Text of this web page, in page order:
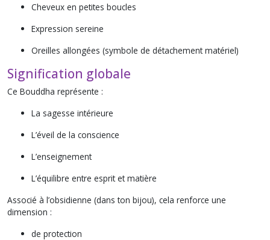
Cheveux en petites boucles
Expression sereine
Oreilles allongées (symbole de détachement matériel)
Signification globale
Ce Bouddha représente :
La sagesse intérieure
L’éveil de la conscience
L’enseignement
L’équilibre entre esprit et matière
Associé à l’obsidienne (dans ton bijou), cela renforce une
dimension :
de protection